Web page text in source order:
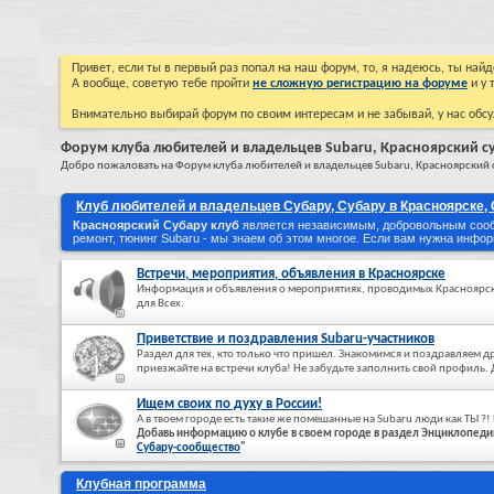
Привет, если ты в первый раз попал на наш форум, то, я надеюсь, ты
А вообще, советую тебе пройти не сложную регистрацию на форуме и у
Внимательно выбирай форум по своим интересам и не забывай, у нас
Форум клуба любителей и владельцев Subaru, Красноярский
Добро пожаловать на Форум клуба любителей и владельцев Subaru, Красноярский
Клуб любителей и владельцев Субару, Субару в Красноярске,
Красноярский Субару клуб является независимым, добровольным
ремонт, тюнинг Subaru - мы знаем об этом многое. Если вам нужна
Встречи, мероприятия, объявления в Красноярске
Информация и объявления о мероприятиях, проводимых
для Всех.
Приветствие и поздравления Subaru-участников
Раздел для тех, кто только что пришел. Знакомимся и поздравляем
приезжайте на встречи клуба! Не забудьте заполнить свой
Ищем своих по духу в России!
А в твоем городе есть такие же помешанные на Subaru люди как ТЫ
Добавь информацию о клубе в своем городе в раздел
Субару-сообщество"
Клубная программа